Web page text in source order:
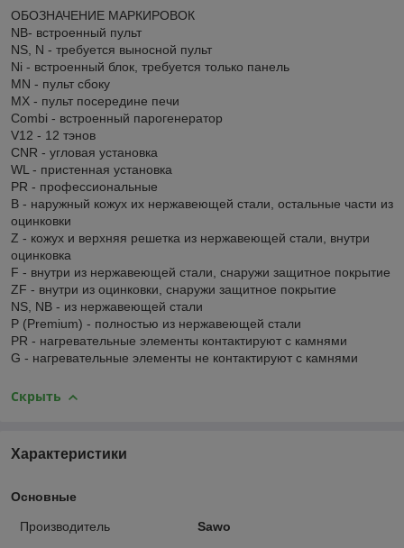
ОБОЗНАЧЕНИЕ МАРКИРОВОК
NB- встроенный пульт
NS, N - требуется выносной пульт
Ni - встроенный блок, требуется только панель
MN - пульт сбоку
MX - пульт посередине печи
Combi - встроенный парогенератор
V12 - 12 тэнов
CNR - угловая установка
WL - пристенная установка
PR - профессиональные
В - наружный кожух их нержавеющей стали, остальные части из
оцинковки
Z - кожух и верхняя решетка из нержавеющей стали, внутри
оцинковка
F - внутри из нержавеющей стали, снаружи защитное покрытие
ZF - внутри из оцинковки, снаружи защитное покрытие
NS, NB - из нержавеющей стали
P (Premium) - полностью из нержавеющей стали
PR - нагревательные элементы контактируют с камнями
G - нагревательные элементы не контактируют с камнями
Скрыть
Характеристики
Основные
Производитель
Sawo